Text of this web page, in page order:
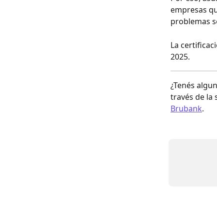
empresas
problemas
La
2025.
¿Tenés
través de la
Brubank.